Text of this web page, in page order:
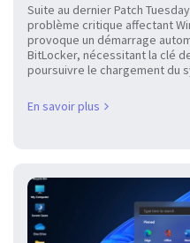
Suite au dernier Patch
problème critique affectant
provoque un démarrage
BitLocker, nécessitant la clé
poursuivre le chargement du
En savoir plus